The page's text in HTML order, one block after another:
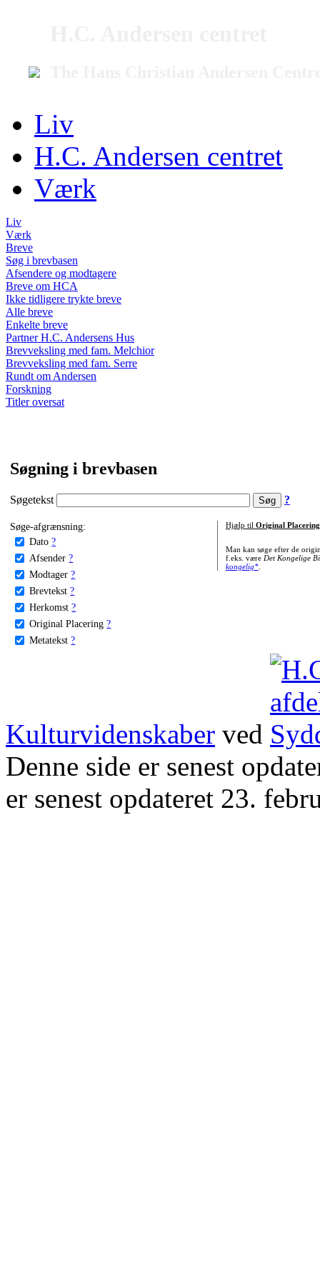
Liv
H.C. Andersen centret
Værk
Liv
Værk
Breve
Søg i brevbasen
Afsendere og modtagere
Breve om HCA
Ikke tidligere trykte breve
Alle breve
Enkelte breve
Partner H.C. Andersens Hus
Brevveksling med fam. Melchior
Brevveksling med fam. Serre
Rundt om Andersen
Forskning
Titler oversat
Søgning i brevbasen
Søgetekst ?
Søge-afgrænsning:
Dato ?
Afsender ?
Modtager ?
Brevtekst ?
Herkomst ?
Original Placering ?
Metatekst ?
Hjælp til Original Placering
Man kan søge efter de
f.eks. være Det Kongelige
kongelig*.
Kulturvidenskaber ved
Denne side er senest
er senest opdateret 23.